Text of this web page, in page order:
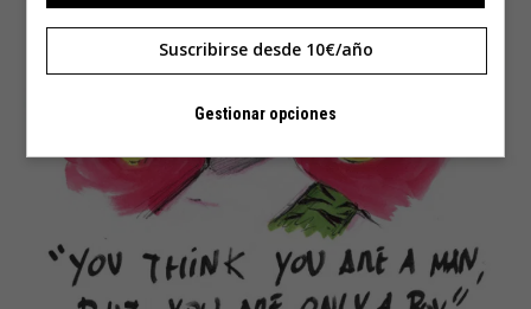
Suscribirse desde 10€/año
Gestionar opciones